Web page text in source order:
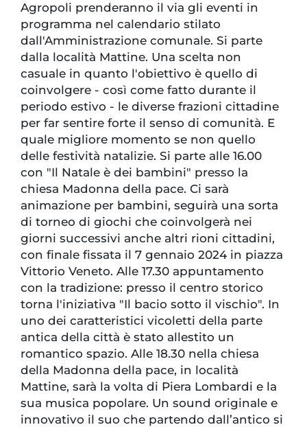
Agropoli prenderanno il via gli eventi in
programma nel calendario stilato
dall'Amministrazione comunale. Si parte
dalla località Mattine. Una scelta non
casuale in quanto l'obiettivo è quello di
coinvolgere - così come fatto durante il
periodo estivo - le diverse frazioni cittadine
per far sentire forte il senso di comunità. E
quale migliore momento se non quello
delle festività natalizie. Si parte alle 16.00
con "Il Natale è dei bambini" presso la
chiesa Madonna della pace. Ci sarà
animazione per bambini, seguirà una sorta
di torneo di giochi che coinvolgerà nei
giorni successivi anche altri rioni cittadini,
con finale fissata il 7 gennaio 2024 in piazza
Vittorio Veneto. Alle 17.30 appuntamento
con la tradizione: presso il centro storico
torna l'iniziativa "Il bacio sotto il vischio". In
uno dei caratteristici vicoletti della parte
antica della città è stato allestito un
romantico spazio. Alle 18.30 nella chiesa
della Madonna della pace, in località
Mattine, sarà la volta di Piera Lombardi e la
sua musica popolare. Un sound originale e
innovativo il suo che partendo dall’antico si